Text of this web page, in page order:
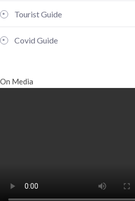
Tourist Guide
Covid Guide
On Media